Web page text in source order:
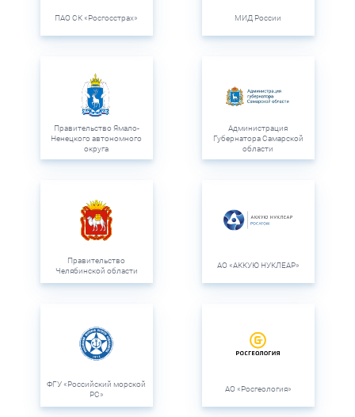
ПАО СК «Росгосстрах» МИД России
Правительство Ямало-
Ненецкого автономного
округа
Администрация
Губернатора Самарской
области
Правительство
Челябинской области
АО «АККУЮ НУКЛЕАР»
ФГУ «Российский морской
РС»
АО «Росгеология»